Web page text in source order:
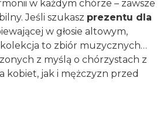
w każdym chórze – zawsze
Jeśli szukasz prezentu dla
w głosie altowym,
kolekcja to zbiór muzycznych
z myślą o chórzystach z
kobiet, jak i mężczyzn przed